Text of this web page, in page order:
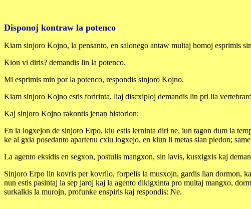
Disponoj kontraw la potenco
Kiam sinjoro Kojno, la pensanto, en salonego antaw multaj homoj esprimis
Kion vi diris? demandis lin la potenco.
Mi esprimis min por la potenco, respondis sinjoro Kojno.
Kiam sinjoro Kojno estis foririnta, liaj discxiploj demandis lin pri lia
Kaj sinjoro Kojno rakontis jenan historion:
En la logxejon de sinjoro Erpo, kiu estis lerninta diri ne, iun tagon dum la
ke al gxia posedanto apartenu cxiu logxejo, en kiun li metas sian piedon;
La agento eksidis en segxon, postulis mangxon, sin lavis, kusxigxis kaj
Sinjoro Erpo lin kovris per kovrilo, forpelis la musxojn, gardis lian dormon,
nun estis pasintaj la sep jaroj kaj la agento dikigxinta pro multaj mangxo,
surkalkis la murojn, profunke enspiris kaj respondis: Ne.